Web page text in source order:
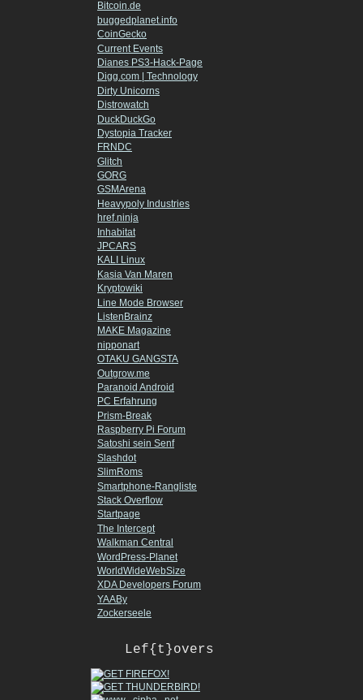
Bitcoin.de
buggedplanet.info
CoinGecko
Current Events
Dianes PS3-Hack-Page
Digg.com | Technology
Dirty Unicorns
Distrowatch
DuckDuckGo
Dystopia Tracker
FRNDC
Glitch
GORG
GSMArena
Heavypoly Industries
href.ninja
Inhabitat
JPCARS
KALI Linux
Kasia Van Maren
Kryptowiki
Line Mode Browser
ListenBrainz
MAKE Magazine
nipponart
OTAKU GANGSTA
Outgrow.me
Paranoid Android
PC Erfahrung
Prism-Break
Raspberry Pi Forum
Satoshi sein Senf
Slashdot
SlimRoms
Smartphone-Rangliste
Stack Overflow
Startpage
The Intercept
Walkman Central
WordPress-Planet
WorldWideWebSize
XDA Developers Forum
YAABy
Zockerseele
Lef{t}overs